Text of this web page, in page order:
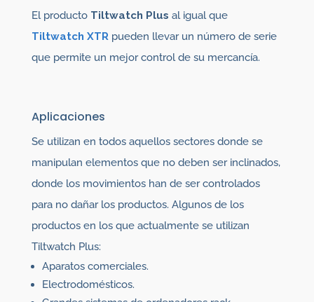
El producto Tiltwatch Plus al igual que
Tiltwatch XTRpueden llevar un número de serie
que permite un mejor control de su mercancía.
Aplicaciones
Se utilizan en todos aquellos sectores donde se
manipulan elementos que no deben ser inclinados,
donde los movimientos han de ser controlados
para no dañar los productos. Algunos de los
productos en los que actualmente se utilizan
Tiltwatch Plus:
Aparatos comerciales.
Electrodomésticos.